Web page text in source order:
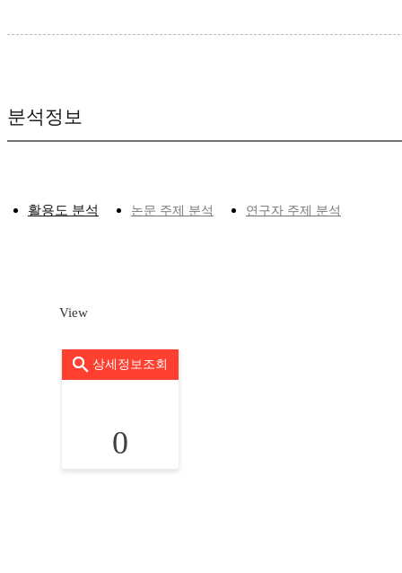
분석정보
활용도 분석 논문 주제 분석 연구자 주제 분석
View
상세정보조회
0